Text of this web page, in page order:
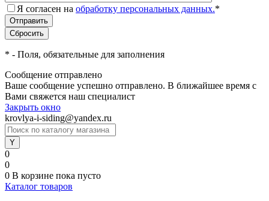
Я согласен на обработку персональных данных.*
* - Поля, обязательные для заполнения
Сообщение отправлено
Ваше сообщение успешно отправлено. В ближайшее время с
Вами свяжется наш специалист
Закрыть окно
krovlya-i-siding@yandex.ru
0
0
0 В корзине пока пусто
Каталог товаров